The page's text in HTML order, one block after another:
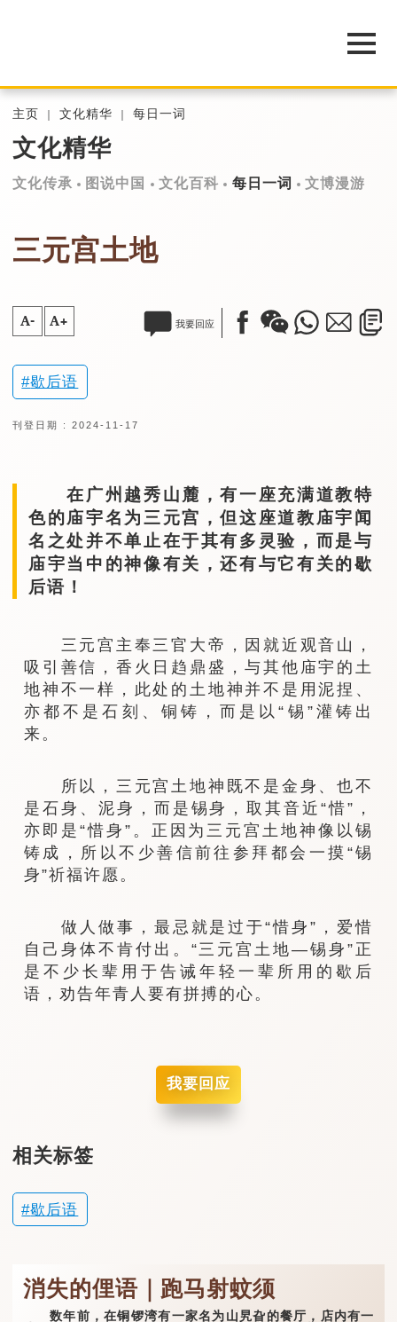
主页 文化精华 每日一词
文化精华
文化传承 图说中国 文化百科 每日一词 文博漫游
三元宫土地
A- A+ 我要回应
歇后语
刊登日期 : 2024-11-17
在广州越秀山麓，有一座充满道教特
色的庙宇名为三元宫，但这座道教庙宇闻
名之处并不单止在于其有多灵验，而是与
庙宇当中的神像有关，还有与它有关的歇
后语！
三元宫主奉三官大帝，因就近观音山，
吸引善信，香火日趋鼎盛，与其他庙宇的土
地神不一样，此处的土地神并不是用泥捏、
亦都不是石刻、铜铸，而是以“锡”灌铸出
来。
所以，三元宫土地神既不是金身、也不
是石身、泥身，而是锡身，取其音近“惜”，
亦即是“惜身”。正因为三元宫土地神像以锡
铸成，所以不少善信前往参拜都会一摸“锡
身”祈福许愿。
做人做事，最忌就是过于“惜身”，爱惜
自己身体不肯付出。“三元宫土地—锡身”正
是不少长辈用于告诫年轻一辈所用的歇后
语，劝告年青人要有拼搏的心。
我要回应
相关标签
歇后语
消失的俚语｜跑马射蚊须
数年前，在铜锣湾有一家名为山旯旮的餐厅，店内有一